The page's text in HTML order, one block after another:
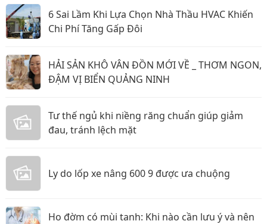
6 Sai Lầm Khi Lựa Chọn Nhà Thầu HVAC Khiến
Chi Phí Tăng Gấp Đôi
HẢI SẢN KHÔ VÂN ĐỒN MỚI VỀ _ THƠM NGON,
ĐẬM VỊ BIỂN QUẢNG NINH
Tư thế ngủ khi niềng răng chuẩn giúp giảm
đau, tránh lệch mặt
Ly do lốp xe nâng 600 9 được ưa chuộng
Ho đờm có mùi tanh: Khi nào cần lưu ý và nên